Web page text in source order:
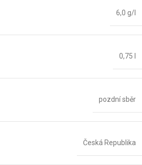
6,0 g/l
0,75 l
pozdní sběr
Česká Republika